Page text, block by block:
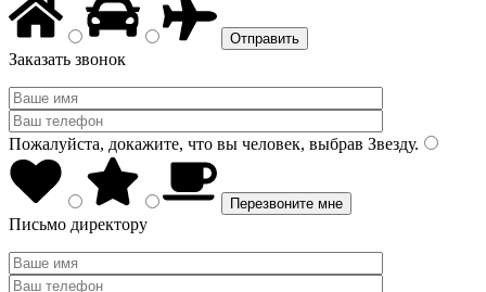
Заказать звонок
Пожалуйста, докажите, что вы человек, выбрав Звезду.
Письмо директору